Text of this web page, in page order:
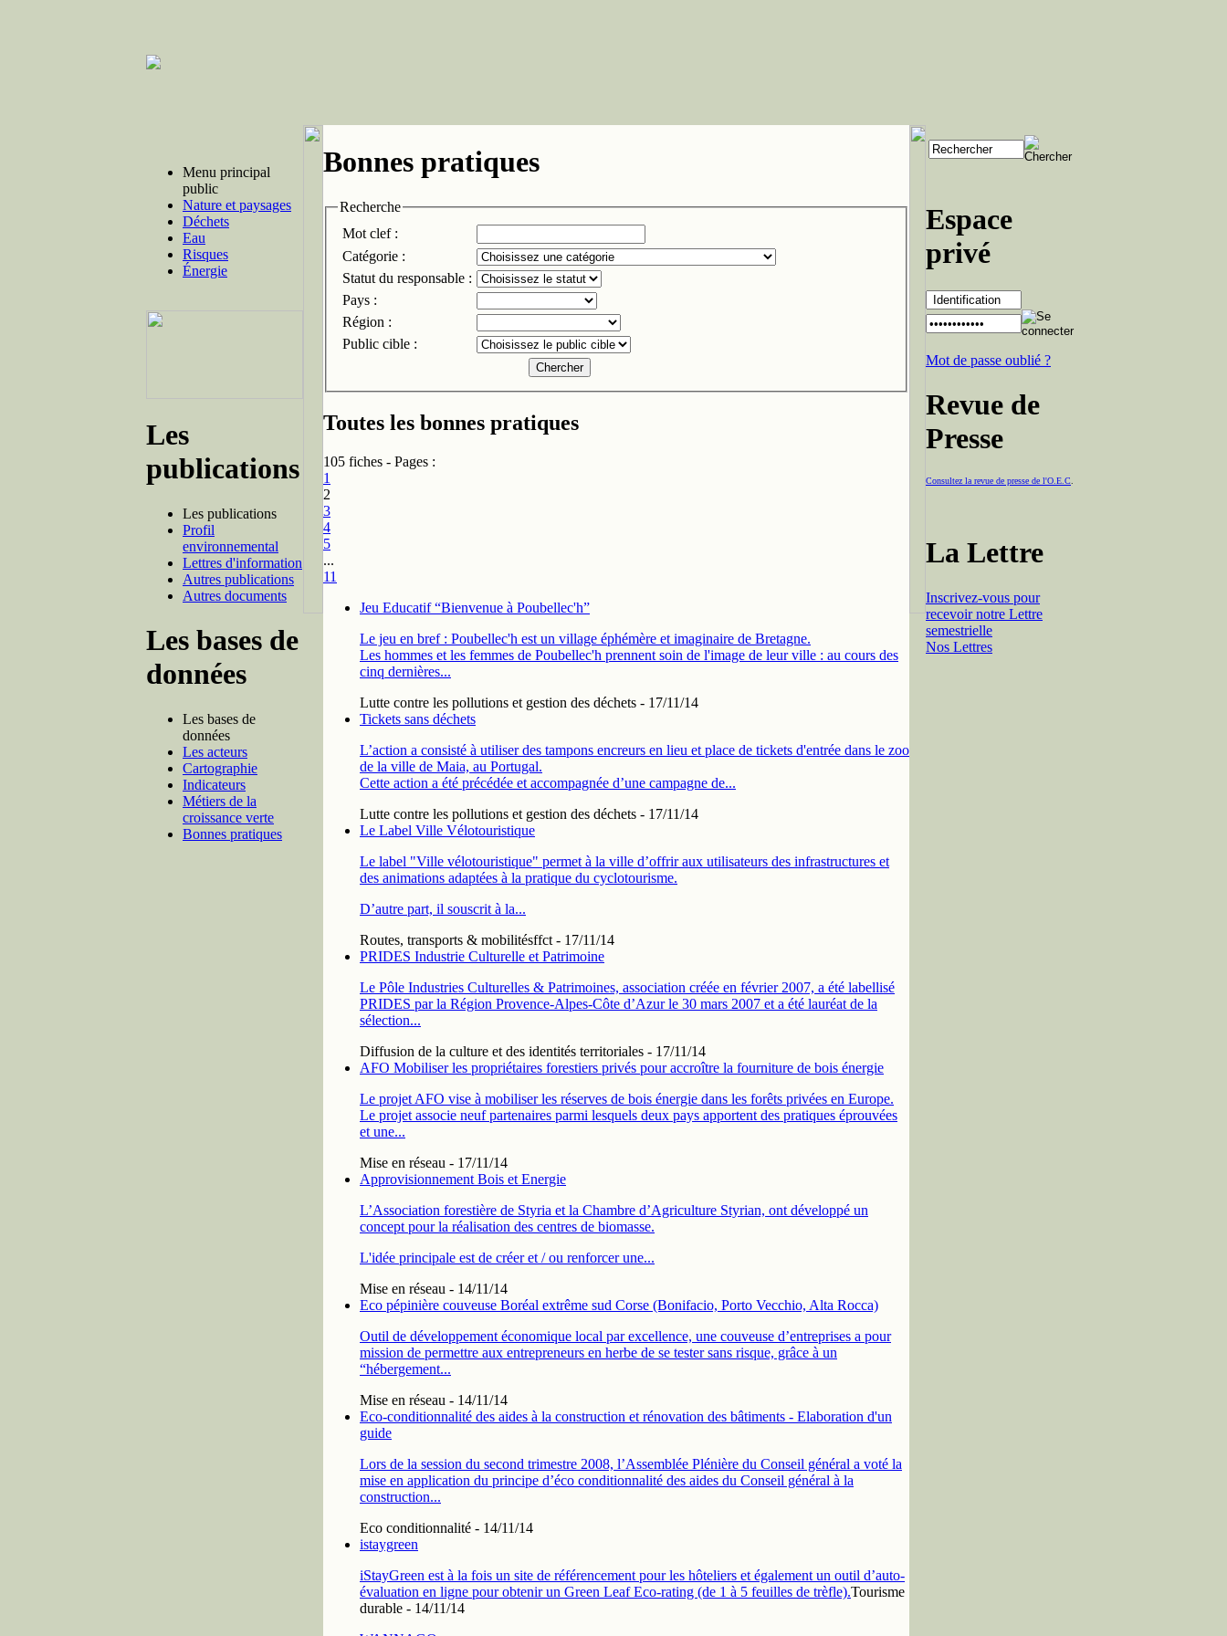
Menu principal
public
Nature et paysages
Déchets
Eau
Risques
Énergie
Les
publications
Les publications
Profil
environnemental
Lettres d'information
Autres publications
Autres documents
Les bases de
données
Les bases de
données
Les acteurs
Cartographie
Indicateurs
Métiers de la
croissance verte
Bonnes pratiques
Bonnes pratiques
Recherche
Mot clef :
Catégorie :
Statut du responsable :
Pays :
Région :
Public cible :
Toutes les bonnes pratiques
105 fiches - Pages :
1
2
3
4
5
...
11
Jeu Educatif “Bienvenue à Poubellec'h”
Le jeu en bref : Poubellec'h est un village éphémère et imaginaire de Bretagne.
Les hommes et les femmes de Poubellec'h prennent soin de l'image de leur ville : au cours des
cinq dernières...
Lutte contre les pollutions et gestion des déchets - 17/11/14
Tickets sans déchets
L’action a consisté à utiliser des tampons encreurs en lieu et place de tickets d'entrée dans le zoo
de la ville de Maia, au Portugal.
Cette action a été précédée et accompagnée d’une campagne de...
Lutte contre les pollutions et gestion des déchets - 17/11/14
Le Label Ville Vélotouristique
Le label "Ville vélotouristique" permet à la ville d’offrir aux utilisateurs des infrastructures et
des animations adaptées à la pratique du cyclotourisme.
D’autre part, il souscrit à la...
Routes, transports & mobilitésffct - 17/11/14
PRIDES Industrie Culturelle et Patrimoine
Le Pôle Industries Culturelles & Patrimoines, association créée en février 2007, a été labellisé
PRIDES par la Région Provence-Alpes-Côte d’Azur le 30 mars 2007 et a été lauréat de la
sélection...
Diffusion de la culture et des identités territoriales - 17/11/14
AFO Mobiliser les propriétaires forestiers privés pour accroître la fourniture de bois énergie
Le projet AFO vise à mobiliser les réserves de bois énergie dans les forêts privées en Europe.
Le projet associe neuf partenaires parmi lesquels deux pays apportent des pratiques éprouvées
et une...
Mise en réseau - 17/11/14
Approvisionnement Bois et Energie
L’Association forestière de Styria et la Chambre d’Agriculture Styrian, ont développé un
concept pour la réalisation des centres de biomasse.
L'idée principale est de créer et / ou renforcer une...
Mise en réseau - 14/11/14
Eco pépinière couveuse Boréal extrême sud Corse (Bonifacio, Porto Vecchio, Alta Rocca)
Outil de développement économique local par excellence, une couveuse d’entreprises a pour
mission de permettre aux entrepreneurs en herbe de se tester sans risque, grâce à un
“hébergement...
Mise en réseau - 14/11/14
Eco-conditionnalité des aides à la construction et rénovation des bâtiments - Elaboration d'un
guide
Lors de la session du second trimestre 2008, l’Assemblée Plénière du Conseil général a voté la
mise en application du principe d’éco conditionnalité des aides du Conseil général à la
construction...
Eco conditionnalité - 14/11/14
istaygreen
iStayGreen est à la fois un site de référencement pour les hôteliers et également un outil d’auto-
évaluation en ligne pour obtenir un Green Leaf Eco-rating (de 1 à 5 feuilles de trèfle).Tourisme
durable - 14/11/14
Espace
privé
Mot de passe oublié ?
Revue de
Presse
Consultez la revue de presse de l'O.E.C
La Lettre
Inscrivez-vous pour
recevoir notre Lettre
semestrielle
Nos Lettres